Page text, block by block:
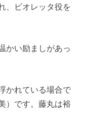
、ビオレッタ役を
かい励ましがあっ
かれている場合で
）です。藤丸は裕